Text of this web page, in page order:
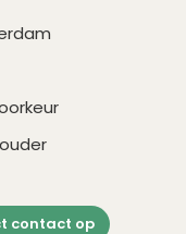
contact op